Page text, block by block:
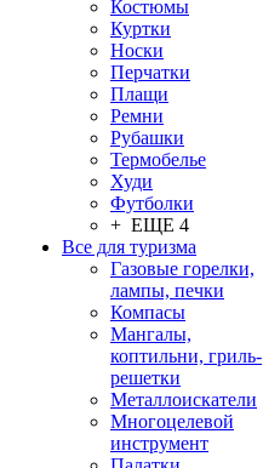
Костюмы
Куртки
Носки
Перчатки
Плащи
Ремни
Рубашки
Термобелье
Худи
Футболки
+ ЕЩЕ 4
Все для туризма
Газовые горелки,
лампы, печки
Компасы
Мангалы,
коптильни, гриль-
решетки
Металлоискатели
Многоцелевой
инструмент